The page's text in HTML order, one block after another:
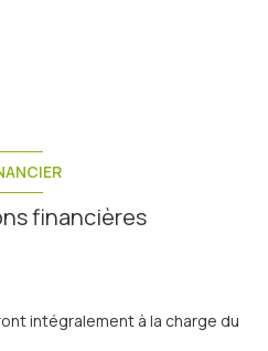
financières
intégralement à la charge du